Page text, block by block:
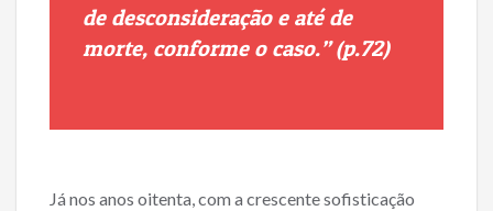
de desconsideração e até de
morte, conforme o caso.” (p.72)
Já nos anos oitenta, com a crescente sofisticação